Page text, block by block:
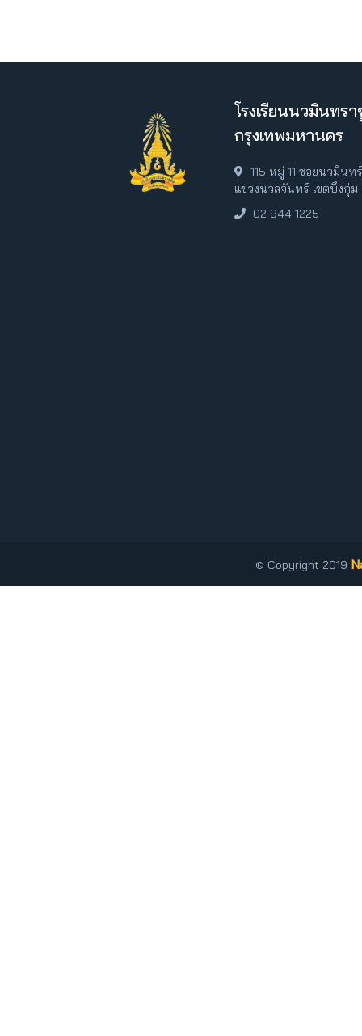
โรงเรียนนวมินทร
กรุงเทพมหานคร
115 หมู่ 11 ซอยนวมิน
แขวงนวลจันทร์ เขตบึงกุ่
02 944 1225
© Copyright 2019